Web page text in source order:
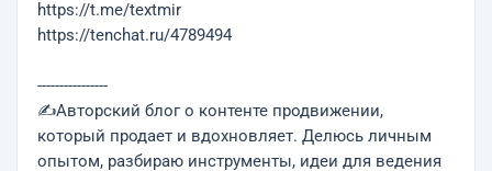
https://t.me/textmir
https://tenchat.ru/4789494
----------------
✍️Авторский блог о контенте продвижении,
который продает и вдохновляет. Делюсь личным
опытом, разбираю инструменты, идеи для ведения